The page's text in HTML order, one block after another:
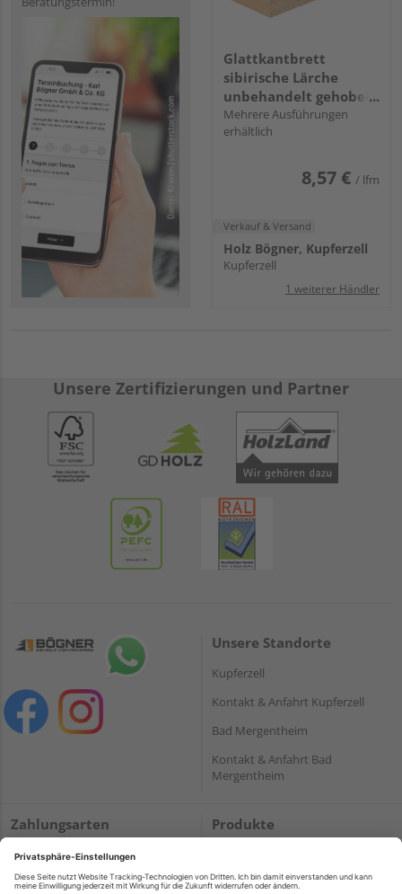
Glattkantbrett
sibirische Lärche
unbehandelt gehobelt
u/s hobelfallend
Mehrere Ausführungen
erhältlich
8,57 € / lfm
Verkauf & Versand
Holz Bögner, Kupferzell
Kupferzell
1 weiterer Händler
Unsere Zertifizierungen und Partner
Unsere Standorte
Kupferzell
Kontakt & Anfahrt Kupferzell
Bad Mergentheim
Kontakt & Anfahrt Bad
Mergentheim
Zahlungsarten
PayPal
Onlineüberweisung
Produkte
Massivholz